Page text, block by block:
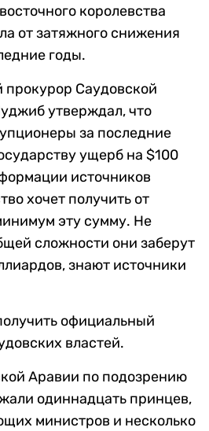
королевства
от затяжного снижения
годы.
прокурор Саудовской
утверждал, что
за последние
ущерб на $100
источников
хочет получить от
эту сумму. Не
сложности они заберут
знают источники
официальный
властей.
Аравии по подозрению
одиннадцать принцев,
министров и несколько